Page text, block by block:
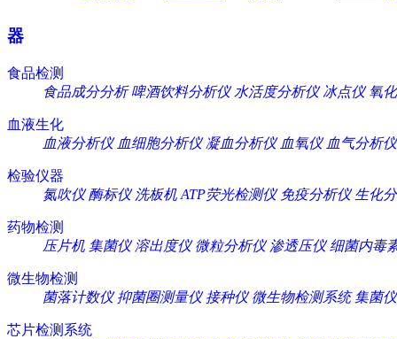
器
食品检测
食品成分分析 啤酒饮料分析仪 水活度分析仪 冰点仪 氧
血液生化
血液分析仪 血细胞分析仪 凝血分析仪 血氧仪 血气分析仪
检验仪器
氮吹仪 酶标仪 洗板机 ATP荧光检测仪 免疫分析仪 生化
药物检测
压片机 集菌仪 溶出度仪 微粒分析仪 渗透压仪 细菌内毒
微生物检测
菌落计数仪 抑菌圈测量仪 接种仪 微生物检测系统 集菌仪
芯片检测系统